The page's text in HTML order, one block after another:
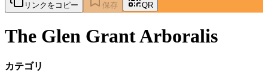
リンクをコピー 保存 QR
The Glen Grant Arboralis
カテゴリ